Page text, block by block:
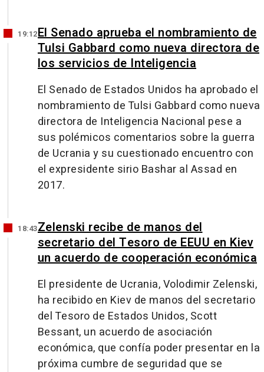
19:12El Senado aprueba el nombramiento de
Tulsi Gabbard como nueva directora de
los servicios de Inteligencia
El Senado de Estados Unidos ha aprobado el
nombramiento de Tulsi Gabbard como nueva
directora de Inteligencia Nacional pese a
sus polémicos comentarios sobre la guerra
de Ucrania y su cuestionado encuentro con
el expresidente sirio Bashar al Assad en
2017.
18:43Zelenski recibe de manos del
secretario del Tesoro de EEUU en Kiev
un acuerdo de cooperación económica
El presidente de Ucrania, Volodimir Zelenski,
ha recibido en Kiev de manos del secretario
del Tesoro de Estados Unidos, Scott
Bessant, un acuerdo de asociación
económica, que confía poder presentar en la
próxima cumbre de seguridad que se